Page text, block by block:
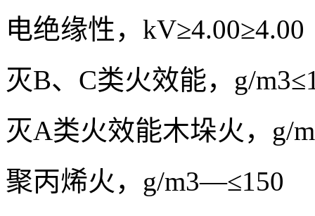
电绝缘性，kV≥4.00≥4.00
灭B、C类火效能，g/m3
灭A类火效能木垛火，g/
聚丙烯火，g/m3—≤150